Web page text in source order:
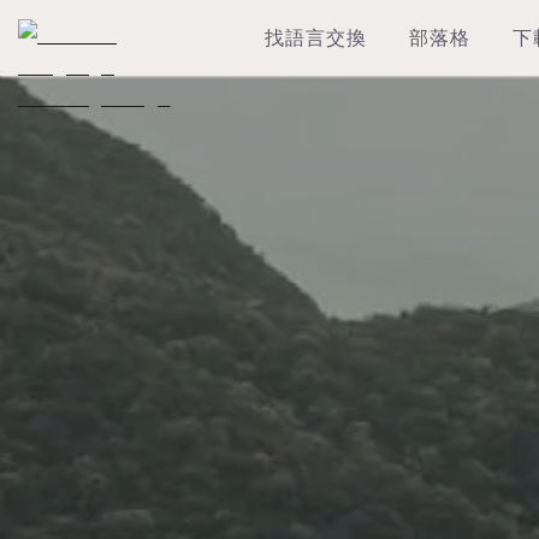
找語言交換 部落格 下